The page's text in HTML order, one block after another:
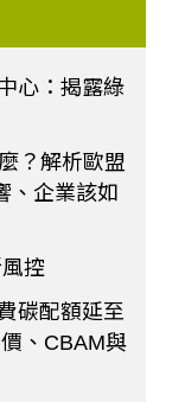
心：揭露綠
？解析歐盟
、企業該如
控
碳配額延至
、CBAM與